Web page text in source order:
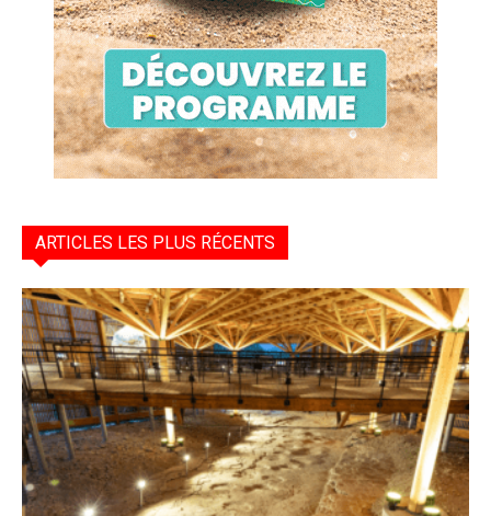
ARTICLES LES PLUS RÉCENTS